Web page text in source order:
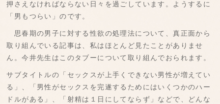
押さえなければならない日々を過ごしています。ようするに
「男もつらい」のです。
思春期の男子に対する性欲の処理法について、真正面から
取り組んでいる記事は、私はほとんど見たことがありませ
ん。今井先生はこのタブーについて取り組んでおられます。
サブタイトルの「セックスが上手くできない男性が増えてい
る」、「男性がセックスを完遂するためにはいくつかのハー
ドルがある」、「射精は１日にしてならず」などで、どんな